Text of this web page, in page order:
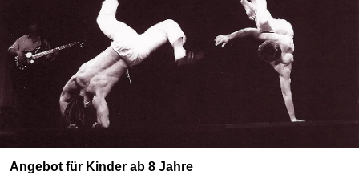
Angebot für Kinder ab 8 Jahre